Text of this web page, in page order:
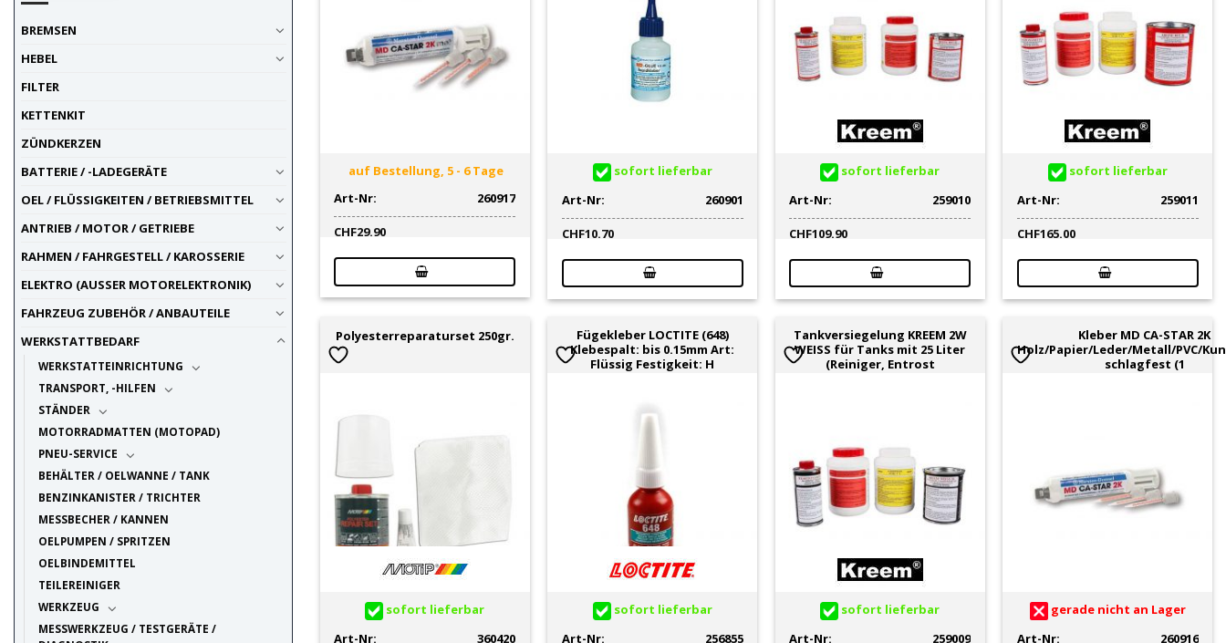
Glas
Hitzebeständig
Klebstoff
Motorreiniger
nach Einsatzzweck
Rostlöser / Entroster-
Umwandler
Schraubensicherung 15
Selbsklebefolie 1
Sticker / Aufkleber 1
Tankversiegelung / -Sanierung
Teilereiniger / Entfetter
Vorbehandlung / Grundierung
BREMSEN
HEBEL
FILTER
KETTENKIT
ZÜNDKERZEN
BATTERIE / -LADEGERÄTE
OEL / FLÜSSIGKEITEN / BETRIEBSMITTEL
ANTRIEB / MOTOR / GETRIEBE
RAHMEN / FAHRGESTELL / KAROSSERIE
ELEKTRO (AUSSER MOTORELEKTRONIK)
FAHRZEUG ZUBEHÖR / ANBAUTEILE
WERKSTATTBEDARF
WERKSTATTEINRICHTUNG
TRANSPORT, -HILFEN
STÄNDER
MOTORRADMATTEN (MOTOPAD)
PNEU-SERVICE
BEHÄLTER / OELWANNE / TANK
BENZINKANISTER / TRICHTER
MESSBECHER / KANNEN
OELPUMPEN / SPRITZEN
OELBINDEMITTEL
TEILEREINIGER
WERKZEUG
MESSWERKZEUG / TESTGERÄTE /
auf Bestellung, 5 - 6 Tage
Art-Nr:
260917
CHF29.90
sofort lieferbar
Art-Nr:
260901
CHF10.70
sofort lieferbar
Art-Nr:
259010
CHF109.90
sofort lieferbar
Art-Nr:
259011
CHF165.00
Polyesterreparaturset 250gr.
sofort lieferbar
Art-Nr:
360420
Fügekleber LOCTITE (648)
Klebespalt: bis 0.15mm Art:
Flüssig Festigkeit: H
sofort lieferbar
Art-Nr:
256855
Tankversiegelung KREEM 2W
WEISS für Tanks mit 25 Liter
(Reiniger, Entrost
sofort lieferbar
Art-Nr:
259009
Kleber MD CA-STAR 2K
Holz/Papier/Leder/Metall/PVC/
schlagfest (1
gerade nicht an Lager
Art-Nr:
260916